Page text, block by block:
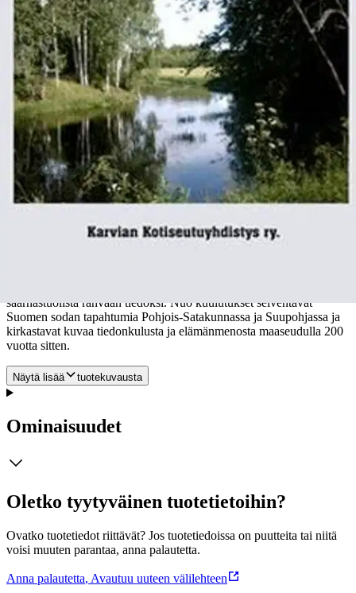
Vanhat karvialaiset muistelivat - oltermanni Eino Saaren mukaan -
vuoden 1808 suvea "ryssäkesänä". Ruotsin ja Venäjän välille oli
syntynyt Napoleonin valloituspolitiikan sivutuotteena sotatila.
Venäläiset sotajoukot kuormastoineen kulkivat moneen kertaan
myös kangasmaantietä, Kyrönkankaan kesätietä pitkin. Ruotsin
armeija perääntyi pohjoiseen, Suomi joutui miehitetyksi ja liitettiin
lopulta osaksi Venäjän keisarikuntaa.Oman traagisen roolinsa
tapahtumissa näyttelivät siviilit, jotka vastuuttomien kiihkoilijoiden
ja eräiden upseerien yllyttäminä nousivat venäläisjoukkoja vastaan -
surkein seurauksin. Kesällä 1808 Karviassakin muutama
kansalainen menetti henkensä tämän talonpoikien kapinaliikkeen
uhrina. Vuonna 2007 Karvian Kotiseutuyhdistys toteutti Leader-
Karviassa ja ympäristöpitäjissä. Tutkimuksen toteutti suomen kielen
ja historian lehtori Rauni Virtanen, jonka työn tulokset on nyt tässä
saarnastuolista rahvaan tiedoksi. Nuo kuulutukset selventävät
Suomen sodan tapahtumia Pohjois-Satakunnassa ja Suupohjassa ja
kirkastavat kuvaa tiedonkulusta ja elämänmenosta maaseudulla 200
vuotta sitten.
Näytä lisää tuotekuvausta
Ominaisuudet
Oletko tyytyväinen tuotetietoihin?
Ovatko tuotetiedot riittävät? Jos tuotetiedoissa on puutteita tai niitä
voisi muuten parantaa, anna palautetta.
Anna palautetta, Avautuu uuteen välilehteen